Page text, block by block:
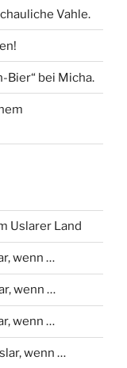
Vahle.
Bier“ bei Micha.
Uslarer Land
wenn …
wenn …
wenn …
wenn …